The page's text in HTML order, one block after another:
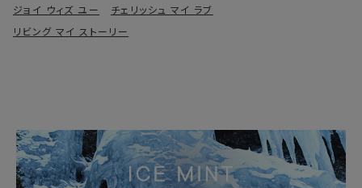
ジョイ ウィズ ユー
チェリッシュ マイ ラブ
リビング マイ ストーリー